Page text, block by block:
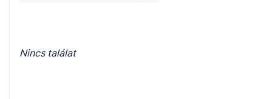
Nincs találat